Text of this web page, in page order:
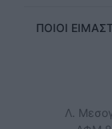
ΠΟΙΟΙ
Λ.